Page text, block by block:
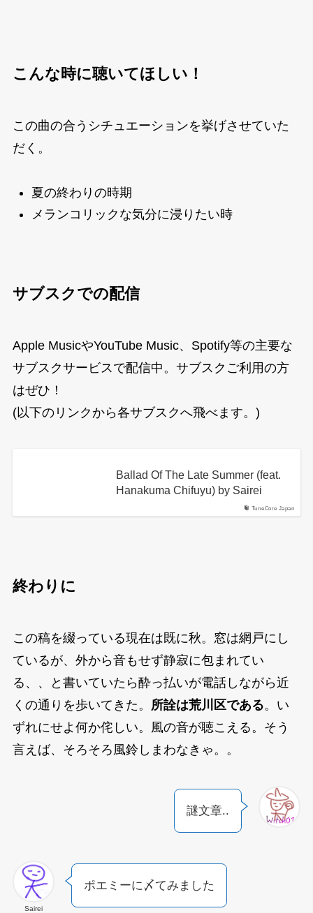
こんな時に聴いてほしい！
この曲の合うシチュエーションを挙げさせていた
だく。
夏の終わりの時期
メランコリックな気分に浸りたい時
サブスクでの配信
Apple MusicやYouTube Music、Spotify等の主要な
サブスクサービスで配信中。サブスクご利用の方
はぜひ！
(以下のリンクから各サブスクへ飛べます。)
TuneCore Japan
Ballad Of The Late Summer (feat.
Hanakuma Chifuyu) by Sairei
終わりに
この稿を綴っている現在は既に秋。窓は網戸にし
ているが、外から音もせず静寂に包まれてい
る、、と書いていたら酔っ払いが電話しながら近
くの通りを歩いてきた。
所詮は荒川区である。い
ずれにせよ何か侘しい。風の音が聴こえる。そう
言えば、そろそろ風鈴しまわなきゃ。。
謎文章..
Sairei
ポエミーに〆てみました